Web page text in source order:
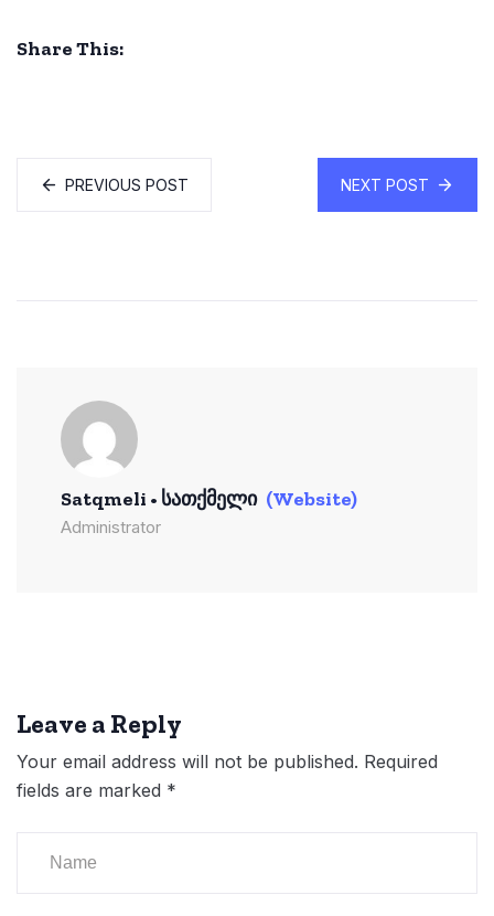
Share This:
PREVIOUS POST NEXT POST
Satqmeli • Სათქმელი (Website)
Administrator
Leave a Reply
Your email address will not be published. Required
fields are marked *